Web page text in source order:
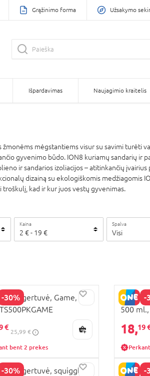
Grąžinimo forma Užsakymo
Išpardavimas Naujagimio kraitelis
žmonėms mėgstantiems visur su savimi
gyvenimo būdo. ION8 kuriamų sandarių ir
ir sandarios izoliacijos – atitinkančių
dizainą su ekologiškomis medžiagomis
kad ir kur juos vestų gyvenimas.
Kaina
2 €- 19 €
Spalva
Visi
-30%gertuvė, Game, 500
€
25,99 €
bent 2 prekes
-
ION8
500 ml.,
18,19
-30% gertuvė, squiggly
-
ION8